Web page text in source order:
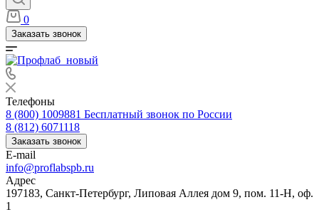
0
Заказать звонок
Телефоны
8 (800) 1009881 Бесплатный звонок по России
8 (812) 6071118
Заказать звонок
E-mail
info@proflabspb.ru
Адрес
197183, Санкт-Петербург, Липовая Аллея дом 9, пом. 11-Н, оф.
1